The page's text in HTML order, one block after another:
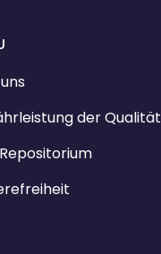
der Qualität